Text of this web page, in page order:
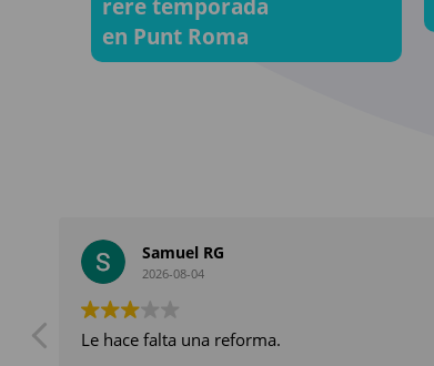
rere temporada
en Punt Roma
Samuel RG
2026-08-04
Le hace falta una reforma.